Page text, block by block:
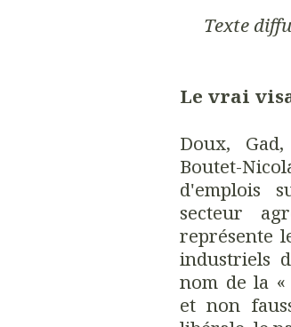
Texte
Le vrai
Doux,
Boutet-
d'emplois
secteur
représente
industriels
nom de la
et non